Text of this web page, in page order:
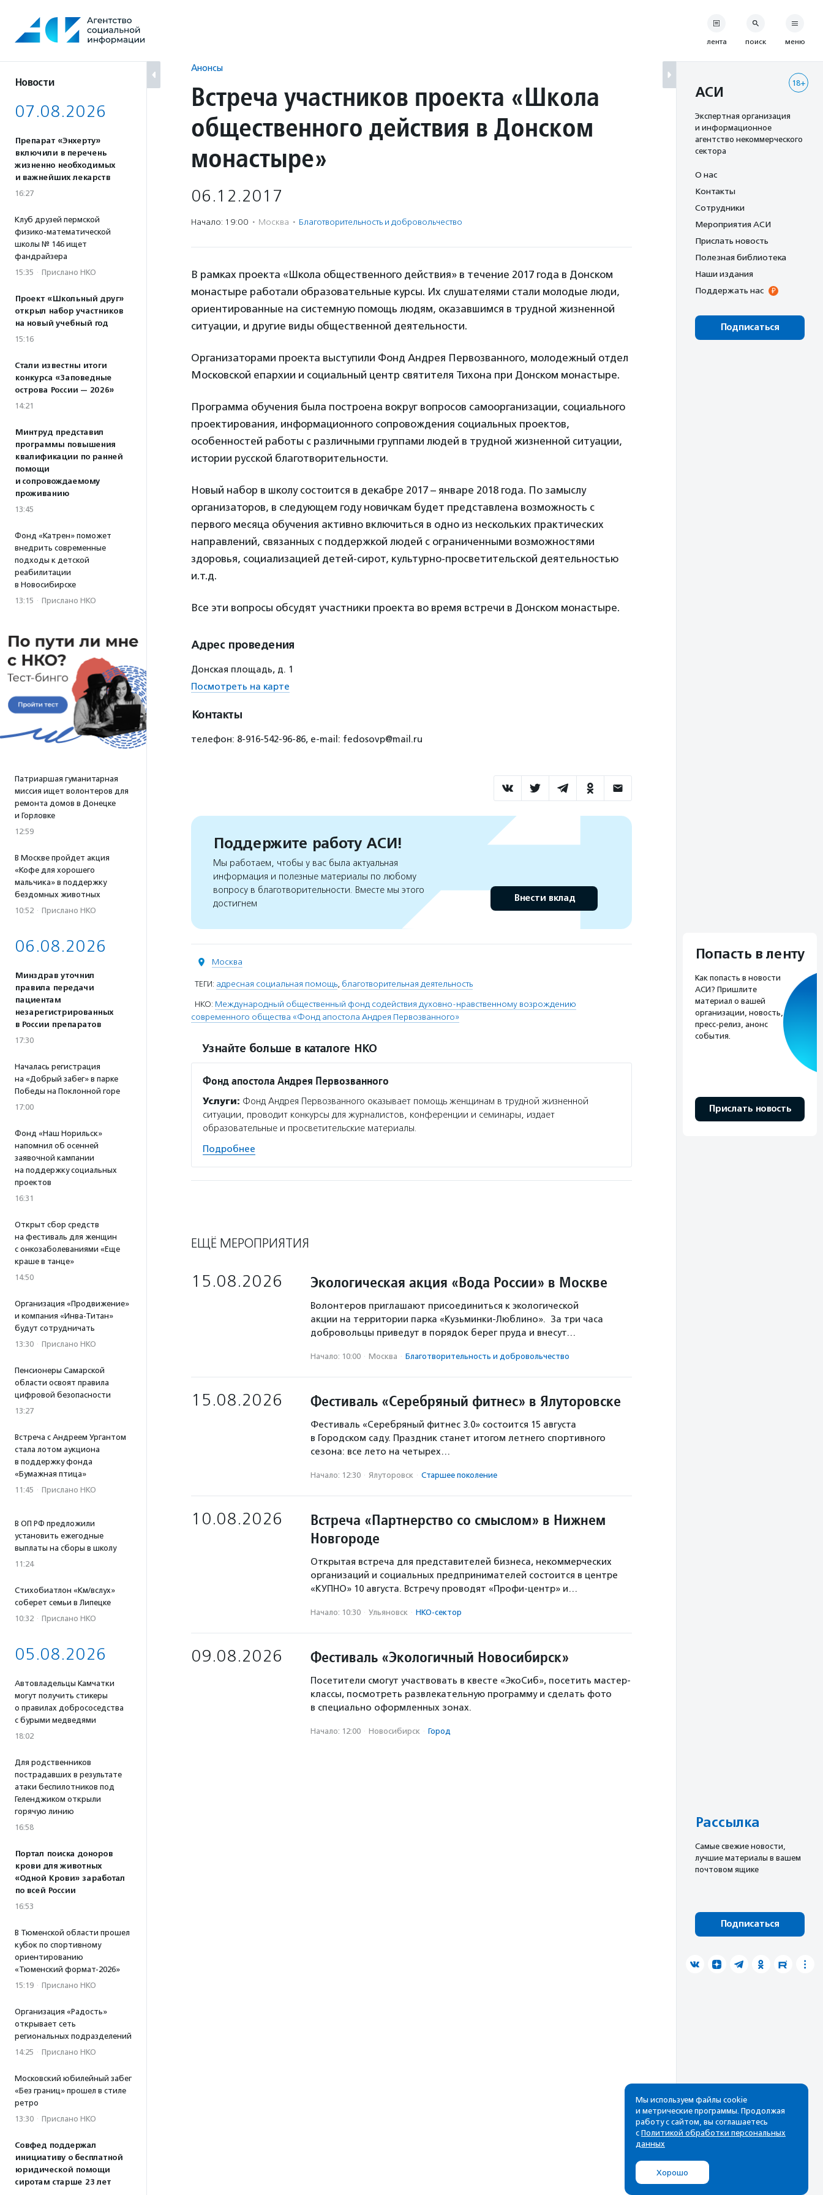
содержанию
Новости
07.08.2026
Препарат «Энхерту»
включили в перечень
жизненно необходимых
и важнейших лекарств
16:27
Клуб друзей пермской
физико-математической
школы № 146 ищет
фандрайзера
15:35 · Прислано НКО
Проект «Школьный друг»
открыл набор участников
на новый учебный год
15:16
Стали известны итоги
конкурса «Заповедные
острова России — 2026»
14:21
Минтруд представил
программы повышения
квалификации по ранней
помощи
и сопровождаемому
проживанию
13:45
Фонд «Катрен» поможет
внедрить современные
подходы к детской
реабилитации
в Новосибирске
13:15 · Прислано НКО
Патриаршая гуманитарная
миссия ищет волонтеров для
ремонта домов в Донецке
и Горловке
12:59
В Москве пройдет акция
«Кофе для хорошего
мальчика» в поддержку
бездомных животных
10:52 · Прислано НКО
06.08.2026
Минздрав уточнил
правила передачи
пациентам
незарегистрированных
в России препаратов
17:30
Началась регистрация
на «Добрый забег» в парке
Победы на Поклонной горе
17:00
Фонд «Наш Норильск»
напомнил об осенней
заявочной кампании
на поддержку социальных
проектов
16:31
Открыт сбор средств
на фестиваль для женщин
с онкозаболеваниями «Еще
краше в танце»
14:50
Организация «Продвижение»
и компания «Инва-Титан»
будут сотрудничать
13:30 · Прислано НКО
Пенсионеры Самарской
области освоят правила
цифровой безопасности
13:27
Встреча с Андреем Ургантом
стала лотом аукциона
в поддержку фонда
«Бумажная птица»
11:45 · Прислано НКО
В ОП РФ предложили
установить ежегодные
выплаты на сборы в школу
11:24
Стихобиатлон «Км/вслух»
соберет семьи в Липецке
10:32 · Прислано НКО
05.08.2026
Автовладельцы Камчатки
могут получить стикеры
о правилах добрососедства
с бурыми медведями
18:02
Для родственников
пострадавших в результате
атаки беспилотников под
Геленджиком открыли
горячую линию
16:58
Портал поиска доноров
крови для животных
«Одной Крови» заработал
по всей России
16:53
В Тюменской области прошел
кубок по спортивному
ориентированию
«Тюменский формат-2026»
15:19 · Прислано НКО
Организация «Радость»
открывает сеть
региональных подразделений
14:25 · Прислано НКО
Московский юбилейный забег
«Без границ» прошел в стиле
ретро
13:30 · Прислано НКО
Совфед поддержал
инициативу о бесплатной
юридической помощи
сиротам старше 23 лет
Анонсы
Встреча участников проекта «Школа
общественного действия в Донском
монастыре»
06.12.2017
Начало: 19:00 · Москва · Благотвори­тель­ность и доброволь­чест­во
В рамках проекта «Школа общественного действия» в течение 2017 года в Донском
монастыре работали образовательные курсы. Их слушателями стали молодые люди,
ориентированные на системную помощь людям, оказавшимся в трудной жизненной
ситуации, и другие виды общественной деятельности.
Организаторами проекта выступили Фонд Андрея Первозванного, молодежный отдел
Московской епархии и социальный центр святителя Тихона при Донском монастыре.
Программа обучения была построена вокруг вопросов самоорганизации, социального
проектирования, информационного сопровождения социальных проектов,
особенностей работы с различными группами людей в трудной жизненной ситуации,
истории русской благотворительности.
Новый набор в школу состоится в декабре 2017 – январе 2018 года. По замыслу
организаторов, в следующем году новичкам будет представлена возможность с
первого месяца обучения активно включиться в одно из нескольких практических
направлений, связанных с поддержкой людей с ограниченными возможностями
здоровья, социализацией детей-сирот, культурно-просветительской деятельностью
и.т.д.
Все эти вопросы обсудят участники проекта во время встречи в Донском монастыре.
Адрес проведения
Донская площадь, д. 1
Посмотреть на карте
Контакты
телефон: 8-916-542-96-86, e-mail: fedosovp@mail.ru
Поддержите работу АСИ!
Мы работаем, чтобы у вас была актуальная
информация и полезные материалы по любому
вопросу в благотворительности. Вместе мы этого
достигнем
Внести вклад
Москва
ТЕГИ: адресная социальная помощь, благотворительная деятельность
НКО: Международный общественный фонд содействия духовно-нравственному возрождению
современного общества «Фонд апостола Андрея Первозванного»
Узнайте больше в каталоге НКО
Фонд апостола Андрея Первозванного
Услуги: Фонд Андрея Первозванного оказывает помощь женщинам в трудной жизненной
ситуации, проводит конкурсы для журналистов, конференции и семинары, издает
образовательные и просветительские материалы.
Подробнее
ЕЩЁ МЕРОПРИЯТИЯ
15.08.2026 Экологическая акция «Вода России» в Москве
Волонтеров приглашают присоединиться к экологической
акции на территории парка «Кузьминки-Люблино». За три часа
добровольцы приведут в порядок берег пруда и внесут…
Начало: 10:00 · Москва · Благотвори­тель­ность и доброволь­чест­во
15.08.2026 Фестиваль «Серебряный фитнес» в Ялуторовске
Фестиваль «Серебряный фитнес 3.0» состоится 15 августа
в Городском саду. Праздник станет итогом летнего спортивного
сезона: все лето на четырех…
Начало: 12:30 · Ялуторовск · Старшее поколение
10.08.2026
Встреча «Партнерство со смыслом» в Нижнем
Новгороде
Открытая встреча для представителей бизнеса, некоммерческих
организаций и социальных предпринимателей состоится в центре
«КУПНО» 10 августа. Встречу проводят «Профи-центр» и…
Начало: 10:30 · Ульяновск · НКО-сектор
09.08.2026 Фестиваль «Экологичный Новосибирск»
Посетители смогут участвовать в квесте «ЭкоСиб», посетить мастер-
классы, посмотреть развлекательную программу и сделать фото
в специально оформленных зонах.
Начало: 12:00 · Новосибирск · Город
лента поиск меню
18+
АСИ
Экспертная организация
и информационное
агентство некоммерческого
сектора
О нас
Контакты
Сотрудники
Мероприятия АСИ
Прислать новость
Полезная библиотека
Наши издания
Поддержать нас
Подписаться
Попасть в ленту
Как попасть в новости
АСИ? Пришлите
материал о вашей
организации, новость,
пресс-релиз, анонс
события.
Прислать новость
Рассылка
Cамые свежие новости,
лучшие материалы в вашем
почтовом ящике
Подписаться
Мы используем файлы cookie
и метрические программы. Продолжая
работу с сайтом, вы соглашаетесь
с Политикой обработки персональных
данных
Хорошо